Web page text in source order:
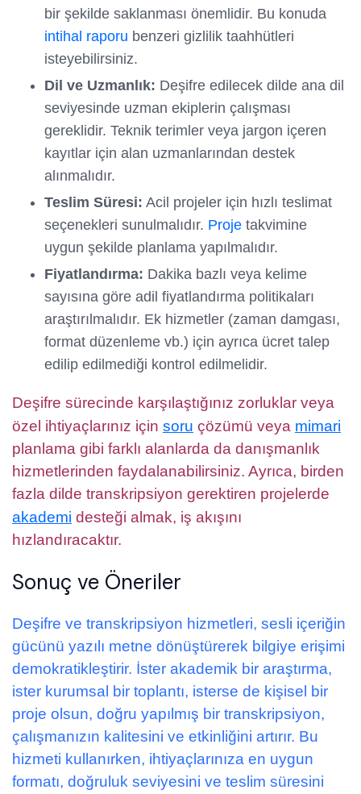
bir şekilde saklanması önemlidir. Bu konuda
intihal raporu benzeri gizlilik taahhütleri
isteyebilirsiniz.
Dil ve Uzmanlık: Deşifre edilecek dilde ana dil
seviyesinde uzman ekiplerin çalışması
gereklidir. Teknik terimler veya jargon içeren
kayıtlar için alan uzmanlarından destek
alınmalıdır.
Teslim Süresi: Acil projeler için hızlı teslimat
seçenekleri sunulmalıdır. Proje takvimine
uygun şekilde planlama yapılmalıdır.
Fiyatlandırma: Dakika bazlı veya kelime
sayısına göre adil fiyatlandırma politikaları
araştırılmalıdır. Ek hizmetler (zaman damgası,
format düzenleme vb.) için ayrıca ücret talep
edilip edilmediği kontrol edilmelidir.
Deşifre sürecinde karşılaştığınız zorluklar veya
özel ihtiyaçlarınız için soru çözümü veya mimari
planlama gibi farklı alanlarda da danışmanlık
hizmetlerinden faydalanabilirsiniz. Ayrıca, birden
fazla dilde transkripsiyon gerektiren projelerde
akademi desteği almak, iş akışını
hızlandıracaktır.
Sonuç ve Öneriler
Deşifre ve transkripsiyon hizmetleri, sesli içeriğin
gücünü yazılı metne dönüştürerek bilgiye erişimi
demokratikleştirir. İster akademik bir araştırma,
ister kurumsal bir toplantı, isterse de kişisel bir
proje olsun, doğru yapılmış bir transkripsiyon,
çalışmanızın kalitesini ve etkinliğini artırır. Bu
hizmeti kullanırken, ihtiyaçlarınıza en uygun
formatı, doğruluk seviyesini ve teslim süresini